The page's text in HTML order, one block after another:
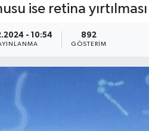
ise retina
- 10:54 892
GÖSTERIM